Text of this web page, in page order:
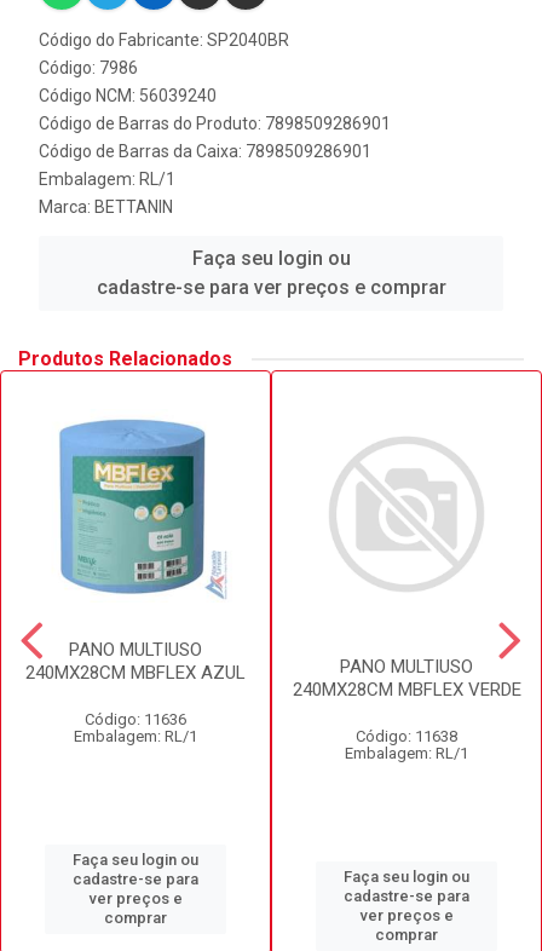
Código do Fabricante: SP2040BR
Código: 7986
Código NCM: 56039240
Código de Barras do Produto: 7898509286901
Código de Barras da Caixa: 7898509286901
Embalagem: RL/1
Marca: BETTANIN
Faça seu login ou
cadastre-se para ver preços e comprar
Produtos Relacionados
PANO MULTIUSO
240MX28CM MBFLEX AZUL
Código: 11636
Embalagem: RL/1
Faça seu login ou
cadastre-se para
ver preços e
comprar
PANO MULTIUSO
240MX28CM MBFLEX VERDE
Código: 11638
Embalagem: RL/1
Faça seu login ou
cadastre-se para
ver preços e
comprar